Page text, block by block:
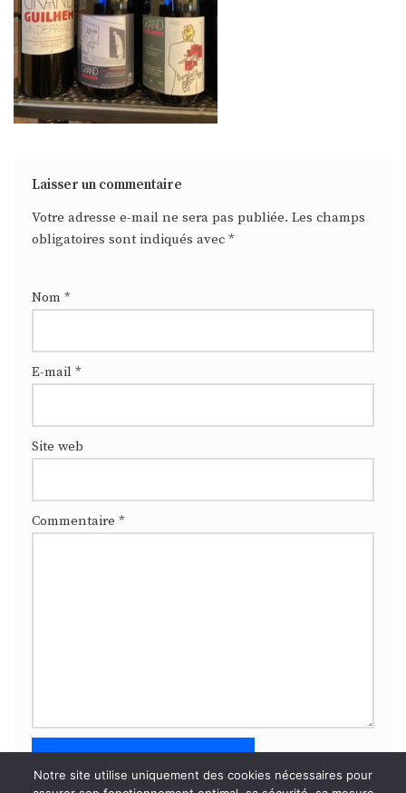
Laisser un commentaire
Votre adresse e-mail ne sera pas publiée. Les champs
obligatoires sont indiqués avec *
Nom *
E-mail *
Site web
Commentaire *
Notre site utilise uniquement des cookies nécessaires pour